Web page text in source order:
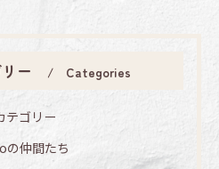
ー Categories
テゴリー
の仲間たち